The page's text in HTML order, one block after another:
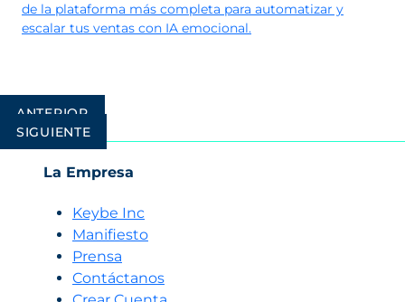
de la plataforma más completa para automatizar y
escalar tus ventas con IA emocional.
Navegación
de
entradas
ANTERIOR
SIGUIENTE
La Empresa
Keybe Inc
Manifiesto
Prensa
Contáctanos